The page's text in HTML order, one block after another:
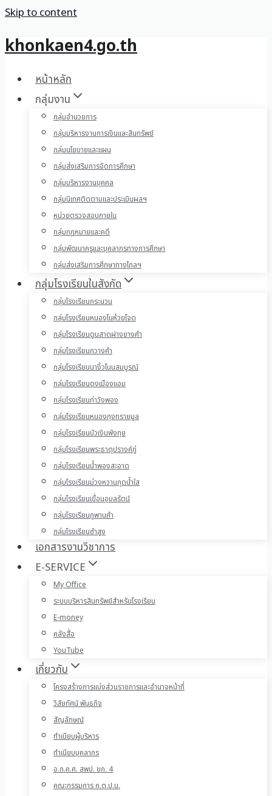
Skip to content
khonkaen4.go.th
หน้าหลัก
กลุ่มงาน
กลุ่มอำนวยการ
กลุ่มบริหารงานการเงินและสินทรัพย์
กลุ่มนโยบายและแผน
กลุ่มส่งเสริมการจัดการศึกษา
กลุ่มบริหารงานบุคคล
กลุ่มนิเทศติดตามและประเมินผลฯ
หน่วยตรวจสอบภายใน
กลุ่มกฎหมายและคดี
กลุ่มพัฒนาครูและบุคลากรทางการศึกษา
กลุ่มส่งเสริมการศึกษาทางไกลฯ
กลุ่มโรงเรียนในสังกัด
กลุ่มโรงเรียนกระนวน
กลุ่มโรงเรียนหนองโนห้วยโจด
กลุ่มโรงเรียนดูนสาดฝางยางคำ
กลุ่มโรงเรียนกวางคำ
กลุ่มโรงเรียนนางิ้วโนนสมบูรณ์
กลุ่มโรงเรียนดงเมืองแอม
กลุ่มโรงเรียนท่าวังพอง
กลุ่มโรงเรียนหนองกุงทรายมูล
กลุ่มโรงเรียนบัวเงินพังทุย
กลุ่มโรงเรียนพระธาตุปรางค์กู่
กลุ่มโรงเรียนน้ำพองสะอาด
กลุ่มโรงเรียนม่วงหวานกุดน้ำใส
กลุ่มโรงเรียนเขื่อนอุบลรัตน์
กลุ่มโรงเรียนภูพานคำ
กลุ่มโรงเรียนซำสูง
เอกสารงานวิชาการ
E-SERVICE
My Office
ระบบบริหารสินทรัพย์สำหรับโรงเรียน
E-money
คลังสื่อ
YouTube
เกี่ยวกับ
โครงสร้างการแบ่งส่วนราชการและอำนาจหน้าที่
วิสัยทัศน์ พันธกิจ
สัญลักษณ์
ทำเนียบผู้บริหาร
ทำเนียบบุคลากร
อ.ก.ค.ศ. สพป. ขก. 4
คณะกรรมการ ก.ต.ป.น.